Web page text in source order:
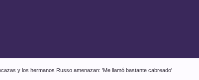
y los hermanos Russo amenazan: 'Me llamó bastante cabreado'